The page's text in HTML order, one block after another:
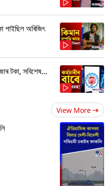
পাইছিল অৰিজিৎ
টকা, সবিশেষ...
View More